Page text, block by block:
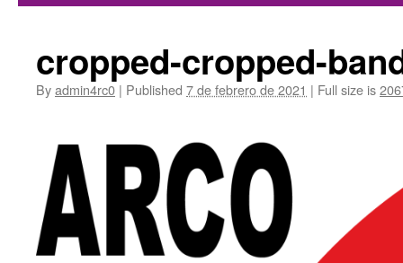
cropped-cropped-
Byadmin4rc0 | Published 7 de febrero de 2021 | Full size is